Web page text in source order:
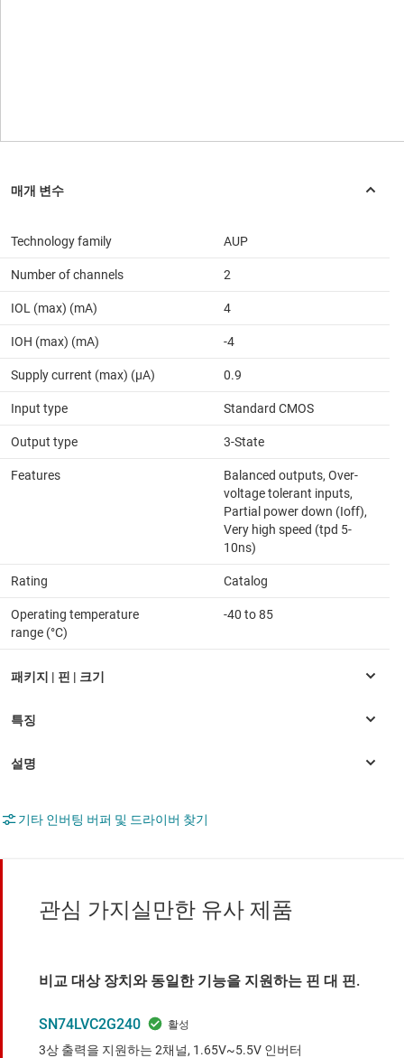
Technology family AUP
Number of channels 2
IOL (max) (mA) 4
IOH (max) (mA) -4
Supply current (max) (µA) 0.9
Input type Standard CMOS
Output type 3-State
Features
Balanced outputs, Over-
voltage tolerant inputs,
Partial power down (Ioff),
Very high speed (tpd 5-
10ns)
Rating Catalog
Operating temperature
range (°C)
-40 to 85
기타 인버팅 버퍼 및 드라이버 찾기
관심 가지실만한 유사 제품
비교 대상 장치와 동일한 기능을 지원하는 핀 대 핀.
SN74LVC2G240
3상 출력을 지원하는 2채널, 1.65V~5.5V 인버터